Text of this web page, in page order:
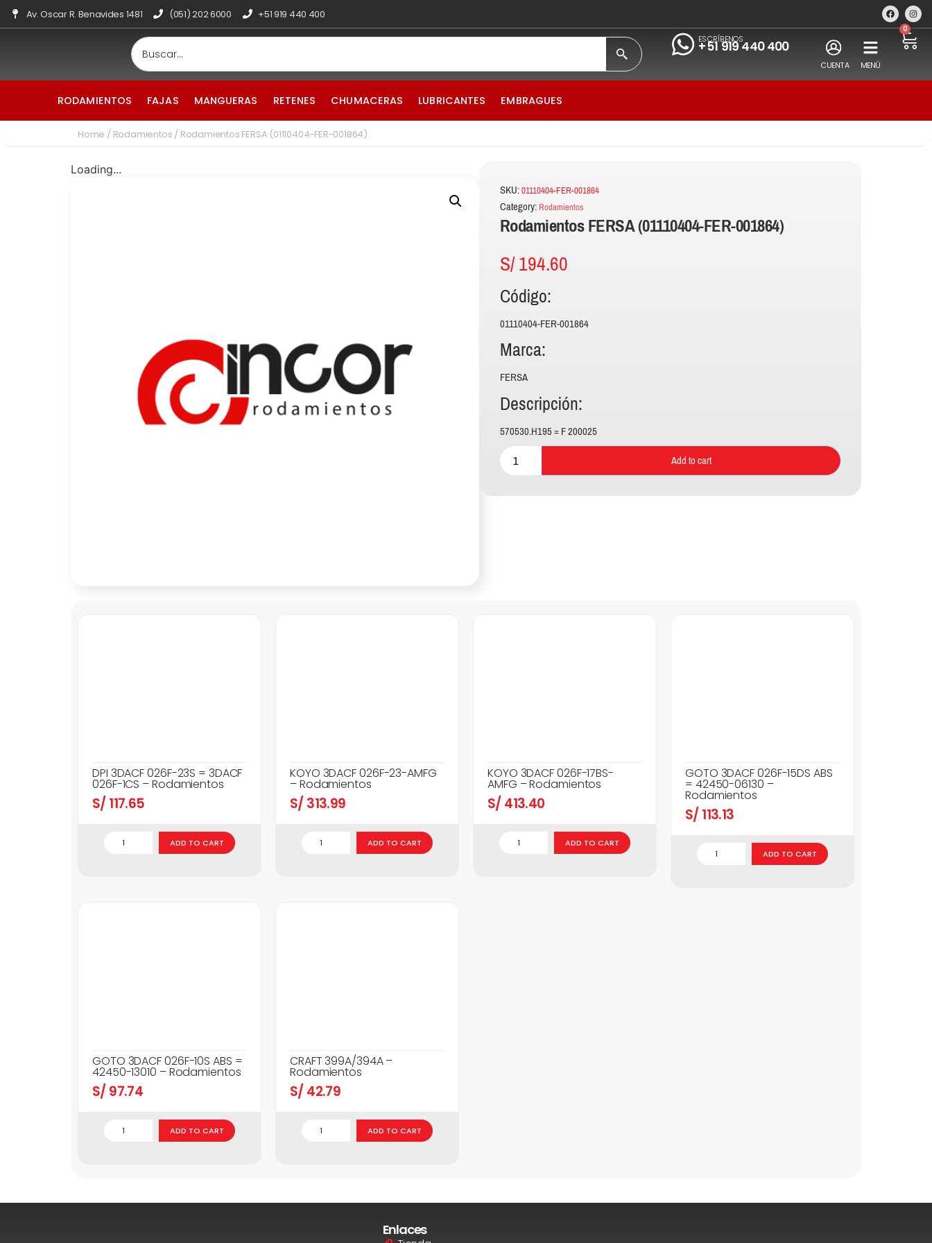
Av. Oscar R. Benavides 1481 (051) 202 6000 +51 919 440 400
ESCRÍBENOS
+51 919 440 400
CUENTA MENÚ
0
RODAMIENTOS FAJAS MANGUERAS RETENES CHUMACERAS LUBRICANTES EMBRAGUES
Home / Rodamientos / Rodamientos FERSA (01110404-FER-001864)
Loading...
SKU:01110404-FER-001864
Category: Rodamientos
Rodamientos FERSA (01110404-FER-001864)
S/194.60
Código:
01110404-FER-001864
Marca:
FERSA
Descripción:
570530.H195 = F 200025
Add to cart
DPI 3DACF 026F-23S = 3DACF
026F-1CS – Rodamientos
S/ 117.65
ADD TO CART
KOYO 3DACF 026F-23-AMFG
– Rodamientos
S/ 313.99
ADD TO CART
KOYO 3DACF 026F-17BS-
AMFG – Rodamientos
S/ 413.40
ADD TO CART
GOTO 3DACF 026F-15DS ABS
= 42450-06130 –
Rodamientos
S/ 113.13
ADD TO CART
GOTO 3DACF 026F-10S ABS =
42450-13010 – Rodamientos
S/ 97.74
ADD TO CART
CRAFT 399A/394A –
Rodamientos
S/ 42.79
ADD TO CART
Enlaces